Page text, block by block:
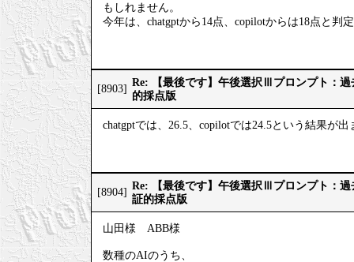
もしれません。
今年は、chatgptから14点、copilotからは18点と判
[8903]
Re: 【最後です】午後選択Ⅲプロンプト：
的採点版
chatgptでは、26.5、copilotでは24.5という結果が出
[8904]
Re: 【最後です】午後選択Ⅲプロンプト：
証的採点版
山田様 ABB様
数種のAIのうち、